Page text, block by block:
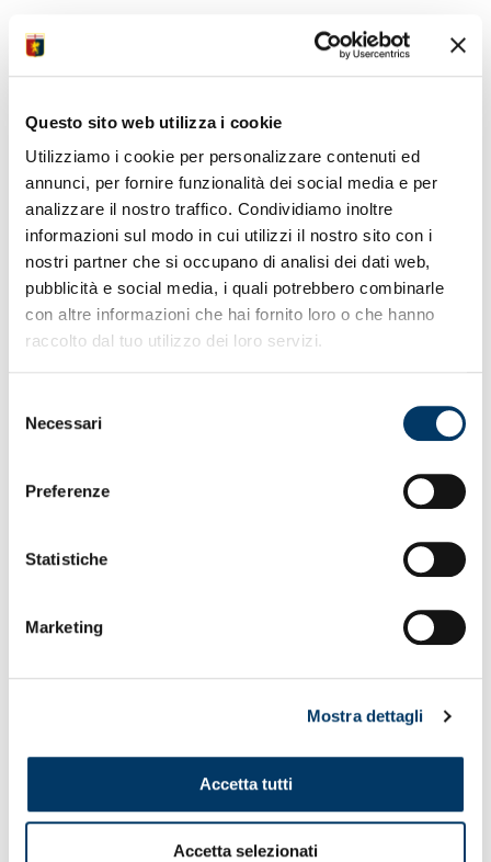
Questo sito web utilizza i cookie
Utilizziamo i cookie per personalizzare contenuti ed
annunci, per fornire funzionalità dei social media e per
analizzare il nostro traffico. Condividiamo inoltre
informazioni sul modo in cui utilizzi il nostro sito con i
nostri partner che si occupano di analisi dei dati web,
pubblicità e social media, i quali potrebbero combinarle
con altre informazioni che hai fornito loro o che hanno
raccolto dal tuo utilizzo dei loro servizi.
delNecessari
Preferenze
Statistiche
Marketing
Mostra dettagli
Accetta tutti
Accetta selezionati
GENOA CFC –
ELENCO CONVOCATI
I calciatori selezionati dallo Staff Tecnico per la partita con
il Lecce, valida per la 38ma partita di Serie A Enilive
2025/26.